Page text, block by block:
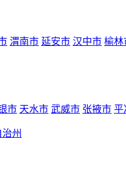
渭南市 延安市 汉中市 榆林
市 天水市 武威市 张掖市 平
州